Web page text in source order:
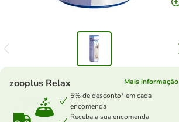
zooplus Relax
Mais informação
5% de desconto* em cada
encomenda
Receba a sua encomenda